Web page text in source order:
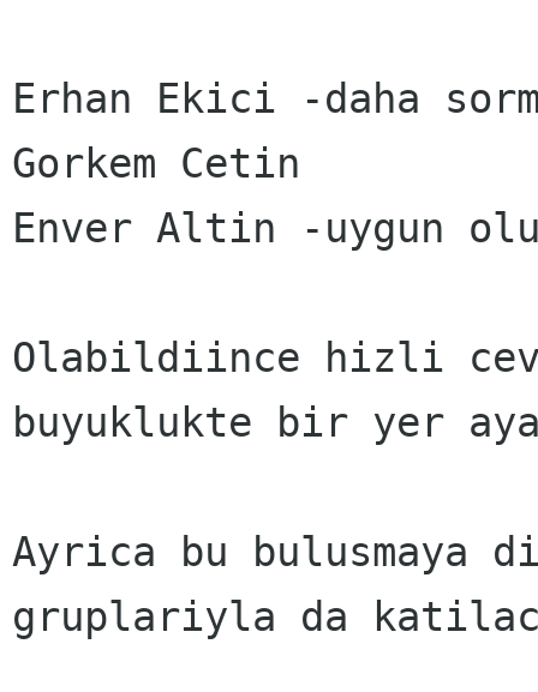
Erhan Ekici -daha
Gorkem Cetin
Enver Altin -uygun
Olabildiince hizli
buyuklukte bir yer
Ayrica bu bulusmaya
gruplariyla da